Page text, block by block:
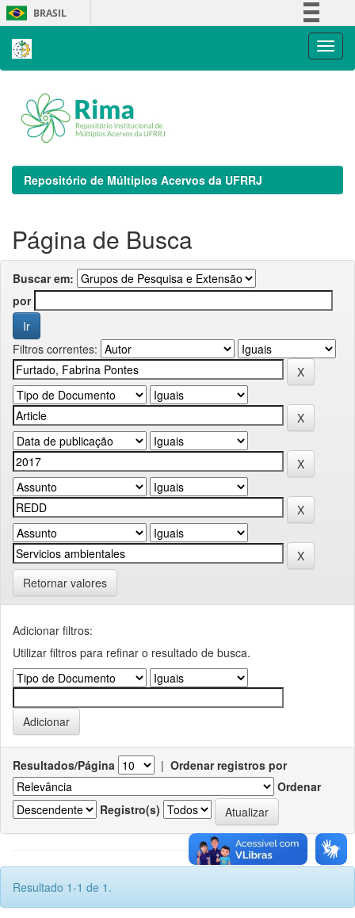
Skip
navigation
BRASIL
Repositório de Múltiplos Acervos da UFRRJ
Página de Busca
Buscar em:
por
Filtros correntes:
Retornar valores
Adicionar filtros:
Utilizar filtros para refinar o resultado de busca.
Resultados/Página | Ordenar registros por
Ordenar
Registro(s)
Resultado 1-1 de 1.